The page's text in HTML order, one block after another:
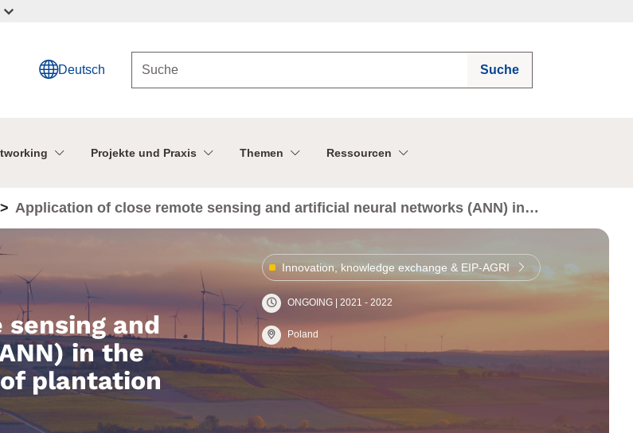
Deutsch Suche
Projekte und Praxis Themen Ressourcen
Application of close remote sensing and artificial neural networks (ANN) in
the diagnostics and evaluation of plantation health of selected varieties
and
in the
plantation
Innovation, knowledge exchange & EIP-AGRI
ONGOING | 2021 - 2022
Poland